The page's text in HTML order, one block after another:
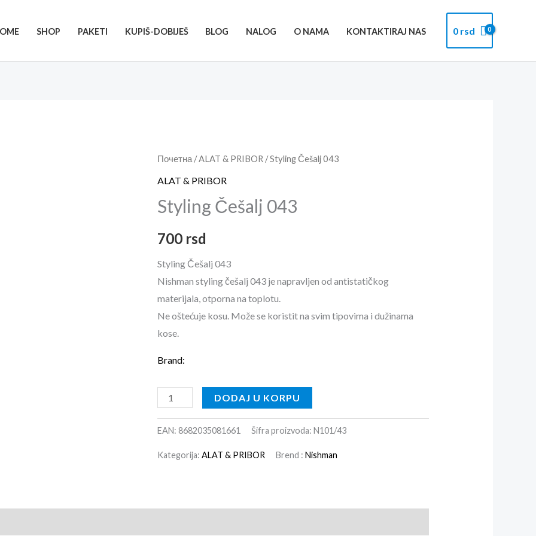
SHOP PAKETI KUPIŠ-DOBIJEŠ BLOG NALOG O NAMA KONTAKTIRAJ NAS 0 rsd
Почетна /ALAT & PRIBOR / Styling Češalj 043
ALAT & PRIBOR
Styling Češalj 043
700 rsd
Styling Češalj 043
Nishman styling češalj 043 je napravljen od antistatičkog
materijala, otporna na toplotu.
Ne oštećuje kosu. Može se koristit na svim tipovima i dužinama
kose.
Brand:
Styling
Češalj
količina
DODAJ U KORPU
EAN:8682035081661 Šifra proizvoda:N101/43
Kategorija:ALAT & PRIBOR Brend :Nishman